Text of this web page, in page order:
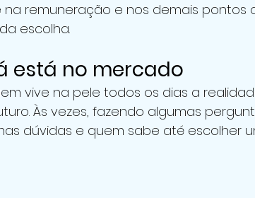
remuneração e nos demais pontos
escolha.
está no mercado
vive na pele todos os dias a
Às vezes, fazendo algumas
dúvidas e quem sabe até escolher